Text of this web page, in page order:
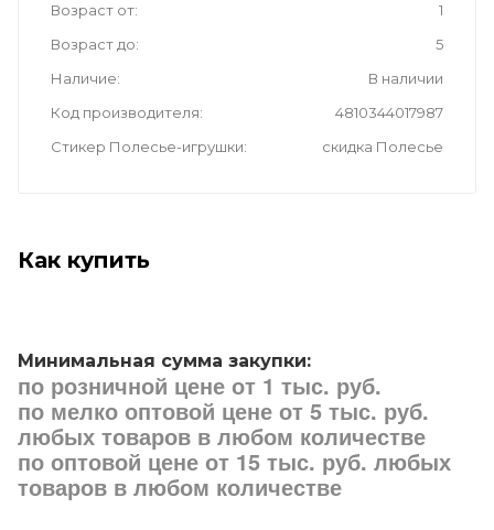
Возраст от
1
Возраст до
5
Наличие
В наличии
Код производителя
4810344017987
Стикер Полесье-игрушки
скидка Полесье
Как купить
Минимальная сумма закупки:
по розничной цене от 1 тыс. руб.
по мелко оптовой цене от 5 тыс. руб.
любых товаров в любом количестве
по оптовой цене от 15 тыс. руб. любых
товаров в любом количестве